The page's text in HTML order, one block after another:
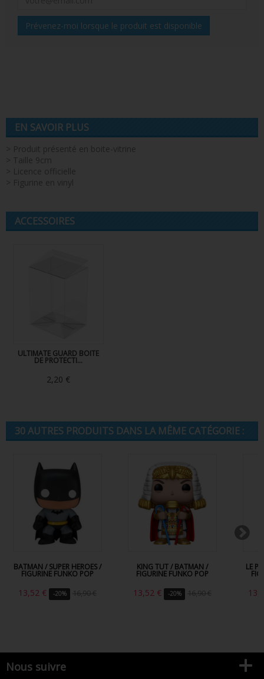
Prévenez-moi lorsque le produit est disponible
EN SAVOIR PLUS
> Produit présenté en boite-vitrine
> Taille 9cm
> Licence officielle
> Figurine en vinyl
ACCESSOIRES
ULTIMATE GUARD BOITE
DE PROTECTI...
2,20 €
30 AUTRES PRODUITS DANS LA MÊME CATÉGORIE :
BATMAN / SUPER HEROES /
FIGURINE FUNKO POP
13,52 € -20% 16,90 €
KING TUT / BATMAN /
FIGURINE FUNKO POP
13,52 € -20% 16,90 €
LE
Nous suivre